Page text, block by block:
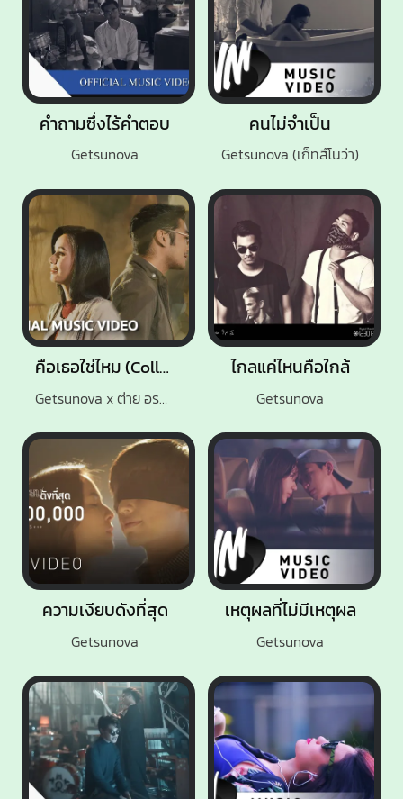
คนไม่จำเป็น
Getsunova (เก็ทสึโนว่า)
ไกลแค่ไหนคือใกล้
Getsunova
ความเงียบดังที่สุด
Getsunova
เหตุผลที่ไม่มีเหตุผล
Getsunova
คำถามซึ่งไร้คำตอบ
Getsunova
คือเธอใช่ไหม (Collab Version)
Getsunova x ต่าย อรทัย